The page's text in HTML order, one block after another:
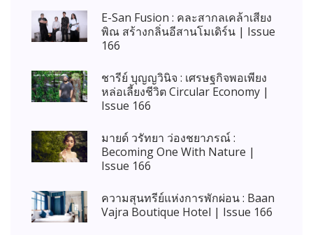
E-San Fusion : คละสากลเคล้าเสียง
พิณ สร้างกลิ่นอีสานโมเดิร์น | Issue
166
ชารีย์ บุญญวินิจ : เศรษฐกิจพอเพียง
หล่อเลี้ยงชีวิต Circular Economy |
Issue 166
มายด์ วรัทยา ว่องชยาภรณ์ :
Becoming One With Nature |
Issue 166
ความสุนทรีย์แห่งการพักผ่อน : Baan
Vajra Boutique Hotel | Issue 166